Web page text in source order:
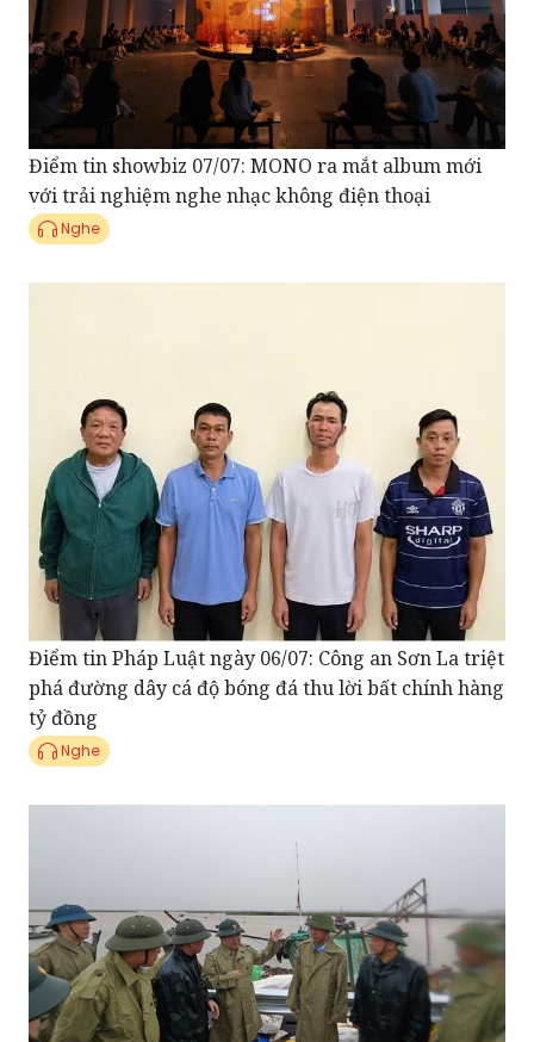
Điểm tin showbiz 07/07: MONO ra mắt album mới
với trải nghiệm nghe nhạc không điện thoại
Nghe
Điểm tin Pháp Luật ngày 06/07: Công an Sơn La triệt
phá đường dây cá độ bóng đá thu lời bất chính hàng
tỷ đồng
Nghe